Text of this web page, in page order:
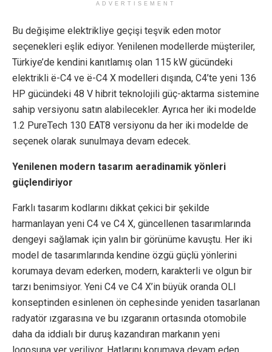
ADVERTISEMENT
Bu değişime elektrikliye geçişi teşvik eden motor
seçenekleri eşlik ediyor. Yenilenen modellerde müşteriler,
Türkiye’de kendini kanıtlamış olan 115 kW gücündeki
elektrikli ë-C4 ve ë-C4 X modelleri dışında, C4’te yeni 136
HP gücündeki 48 V hibrit teknolojili güç-aktarma sistemine
sahip versiyonu satın alabilecekler. Ayrıca her iki modelde
1.2 PureTech 130 EAT8 versiyonu da her iki modelde de
seçenek olarak sunulmaya devam edecek.
Yenilenen modern tasarım aeradinamik yönleri
güçlendiriyor
Farklı tasarım kodlarını dikkat çekici bir şekilde
harmanlayan yeni C4 ve C4 X, güncellenen tasarımlarında
dengeyi sağlamak için yalın bir görünüme kavuştu. Her iki
model de tasarımlarında kendine özgü güçlü yönlerini
korumaya devam ederken, modern, karakterli ve olgun bir
tarzı benimsiyor. Yeni C4 ve C4 X’in büyük oranda OLI
konseptinden esinlenen ön cephesinde yeniden tasarlanan
radyatör ızgarasına ve bu ızgaranın ortasında otomobile
daha da iddialı bir duruş kazandıran markanın yeni